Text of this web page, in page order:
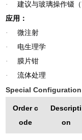
·
建议与玻璃操作镊（
应用：
·
微注射
·
电生理学
·
膜片钳
·
流体处理
Special Configuration
Order c
ode
Descripti
on